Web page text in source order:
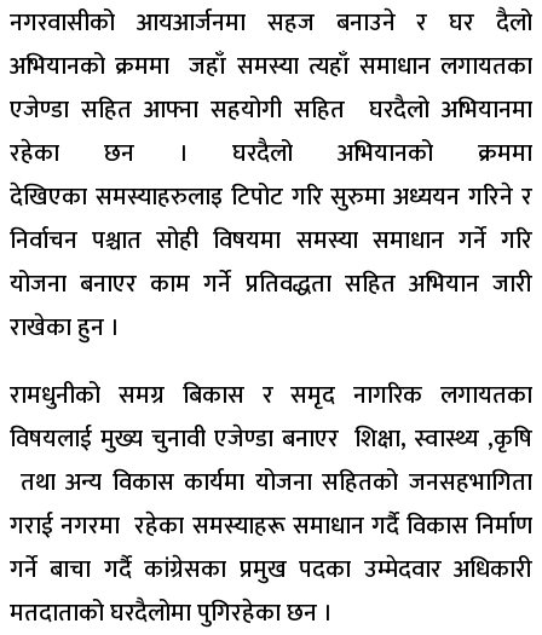
नगरवासीको आयआर्जनमा सहज बनाउने र घर दैलो
अभियानको क्रममा जहाँ समस्या त्यहाँ समाधानलगायतका
एजेण्डा सहित आफ्ना सहयोगी सहित घरदैलो अभियानमा
रहेका छन । घरदैलो अभियानको क्रममा
देखिएका समस्याहरुलाइटिपोट गरि सुरुमा अध्ययन गरिने र
निर्वाचन पश्चात सोही विषयमा समस्या समाधान गर्ने गरि
योजना बनाएर काम गर्ने प्रतिवद्धता सहित अभियान जारी
राखेका हुन ।
रामधुनीको समग्र बिकासरसमृद नागरिक लगायतका
विषयलाई मुख्य चुनावी एजेण्डा बनाएरशिक्षा, स्वास्थ्य ,कृषि
तथा अन्य विकास कार्यमा योजना सहितको जनसहभागिता
गराई नगरमा रहेका समस्याहरूसमाधान गर्दै विकास निर्माण
गर्ने बाचा गर्दैकांग्रेसका प्रमुख पदका उम्मेदवारअधिकारी
मतदाताको घरदैलोमा पुगिरहेका छन ।